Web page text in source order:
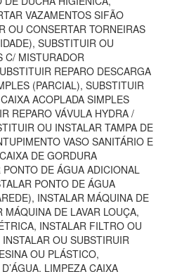
VAZAMENTOS SIFÃO
OU CONSERTAR TORNEIRAS
SUBSTITUIR OU
C/ MISTURADOR
REPARO DESCARGA
(PARCIAL), SUBSTITUIR
ACOPLADA SIMPLES
REPARO VÁVULA HYDRA /
OU INSTALAR TAMPA DE
VASO SANITÁRIO E
DE GORDURA
DE ÁGUA ADICIONAL
PONTO DE ÁGUA
INSTALAR MÁQUINA DE
MÁQUINA DE LAVAR LOUÇA,
INSTALAR FILTRO OU
OU SUBSTIRUIR
OU PLÁSTICO,
LIMPEZA CAIXA